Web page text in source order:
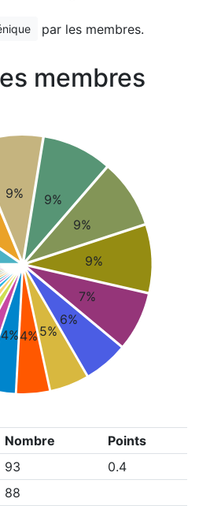
par les membres.
membres
9%
9%
9%
9%
7%
6%
5%
4%
4%
Nombre
Points
93
0.4
88